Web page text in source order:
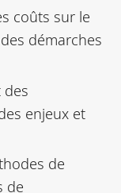
coûts sur le
démarches
enjeux et
de
de